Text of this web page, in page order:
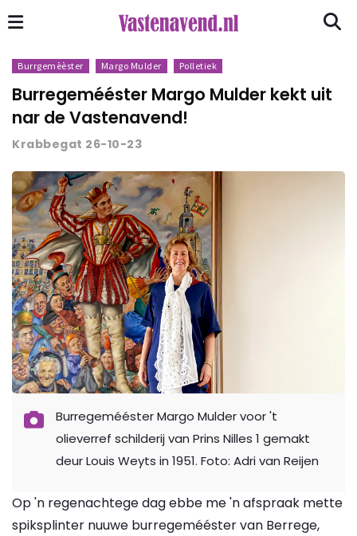
Burrgemèèster Margo Mulder Polletiek
Burregemééster Margo Mulder kekt uit
nar de Vastenavend!
Krabbegat 26-10-23
Burregemééster Margo Mulder voor 't
olieverref schilderij van Prins Nilles 1 gemakt
deur Louis Weyts in 1951. Foto: Adri van Reijen
Op 'n regenachtege dag ebbe me 'n afspraak mette
spiksplinter nuuwe burregemééster van Berrege,